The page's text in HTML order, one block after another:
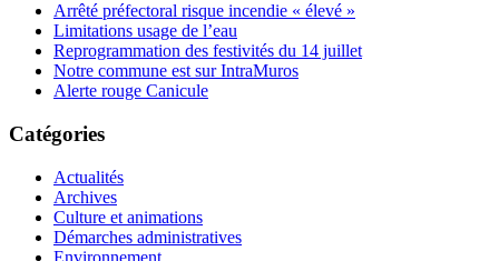
Arrêté préfectoral risque incendie « élevé »
Limitations usage de l’eau
Reprogrammation des festivités du 14 juillet
Notre commune est sur IntraMuros
Alerte rouge Canicule
Catégories
Actualités
Archives
Culture et animations
Démarches administratives
Environnement